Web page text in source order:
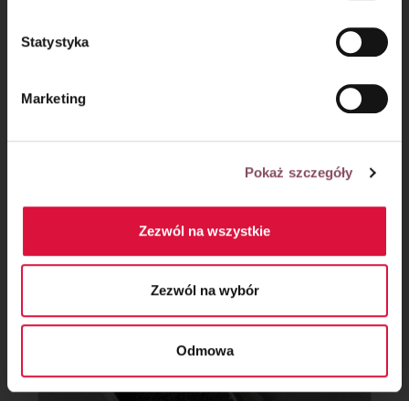
Statystyka
Marketing
Pokaż szczegóły
Zezwól na wszystkie
Zezwól na wybór
Odmowa
Na kruchym spodzie rozłóż masę makową, a następnie masę